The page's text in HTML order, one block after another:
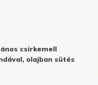
csirkemell
olajban sütés